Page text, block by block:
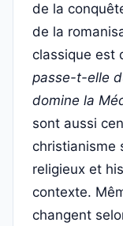
de la
de la
classique est
passe-t-elle
domine la
sont aussi
christianisme
religieux et
contexte.
changent